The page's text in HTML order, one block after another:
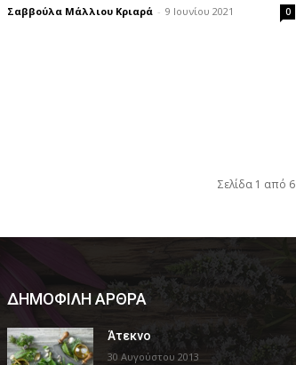
Σαββούλα Μάλλιου Κριαρά - 9 Ιουνίου 2021 0
Σελίδα 1 από 6
ΔΗΜΟΦΙΛΗ ΑΡΘΡΑ
Άτεκνο
30 Αυγούστου 2013